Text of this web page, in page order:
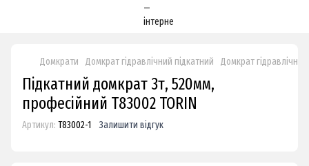
Домкрати Домкрат гідравлічний підкатний Домкрат гідравлічний
Підкатний домкрат 3т, 520мм,
професійний T83002 TORIN
Артикул: T83002-1 Залишити відгук